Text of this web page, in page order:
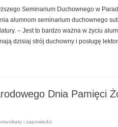
Seminarium Duchownego w
alumnom seminarium duchownego
– Jest to bardzo ważna w życiu
dzisiaj strój duchowny i posługę
Dnia Pamięci
i zapowiedzi